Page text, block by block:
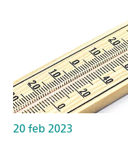
20 feb 2023